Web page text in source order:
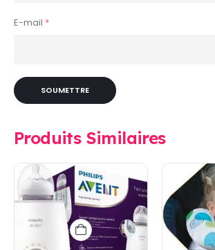
E-mail *
Produits Similaires